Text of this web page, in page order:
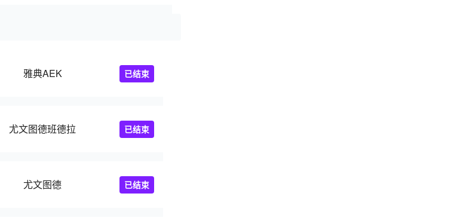
雅典AEK 已结束
尤文图德班德拉 已结束
尤文图德 已结束